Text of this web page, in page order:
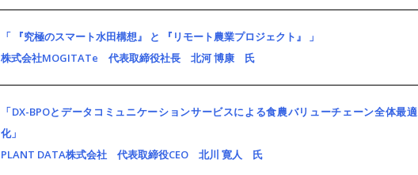
「 『究極のスマート水田構想』 と 『リモート農業プロジェクト』 」
株式会社MOGITATe 代表取締役社長 北河 博康 氏
「DX-BPOとデータコミュニケーションサービスによる食農バリューチェーン全体最適
化」
PLANT DATA株式会社 代表取締役CEO 北川 寛人 氏